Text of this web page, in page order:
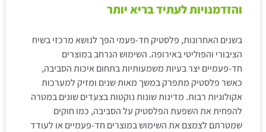
והזדמנויות לעתיד בריא יותר
בשנים האחרונות, פלסטיק חד-פעמי הפך לנושא מרכזי בשיח
הציבורי והפוליטי באירופה. השימוש הנרחב במוצרים
חד-פעמיים יצר בעיות משמעותיות בתחום איכות הסביבה,
כאשר פלסטיק מתפרק במשך מאות שנים ומזיק למערכות
אקולוגיות רבות. מדינות שונות נוקטות בצעדים שונים במטרה
להפחית את השפעת הפלסטיק על הסביבה, כמו חוקים
שמטרתם לצמצם את השימוש במוצרים חד-פעמיים או לעודד